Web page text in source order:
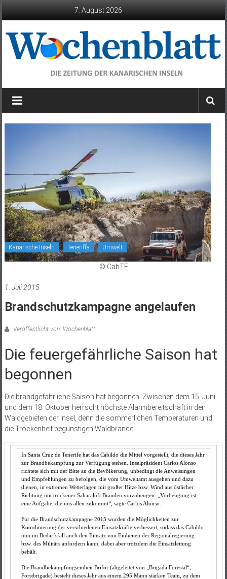
7. August 2026
Wochenblatt
die
Kanarische Inseln Teneriffa Umwelt
© CabTF
1. Juli 2015
Brandschutzkampagne angelaufen
Veröffentlicht von: Wochenblatt
Die feuergefährliche Saison hat
begonnen
Die brandgefährliche Saison hat begonnen. Zwischen dem 15. Juni
und dem 18. Oktober herrscht höchste Alarmbereitschaft in den
Waldgebieten der Insel, denn die sommerlichen Temperaturen und
die Trockenheit begünstigen Waldbrände.
In Santa Cruz de Tenerife hat das Cabildo die Mittel vorgestellt, die dieses Jahr
zur Brandbekämpfung zur Verfügung stehen. Inselpräsident Carlos Alonso
richtete sich mit der Bitte an die Bevölkerung, unbedingt die Anweisungen
und Empfehlungen zu befolgen, die vom Umweltamt ausgehen und dazu
dienen, in extremen Wetterlagen mit großer Hitze bzw. Wind aus östlicher
Richtung mit trockener Saharaluft Bränden vorzubeugen. „Vorbeugung ist
eine Aufgabe, die uns allen zukommt“, sagte Carlos Alonso.
Für die Brandschutzkampagne 2015 wurden die Möglichkeiten zur
Koordinierung der verschiedenen Einsatzkräfte verbessert, sodass das Cabildo
nun im Bedarfsfall auch den Einsatz von Einheiten der Regionalregierung
bzw. des Militärs anfordern kann, dabei aber trotzdem die Einsatzleitung
behält.
Die Brandbekämpfungseinheit Brifor (abgeleitet von „Brigada Forestal“,
Forstbrigade) besteht dieses Jahr aus einem 295 Mann starken Team, zu dem